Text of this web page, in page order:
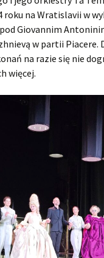
roku na Wratislavii w
Giovannim
w partii Piacere.
na razie się nie
więcej.